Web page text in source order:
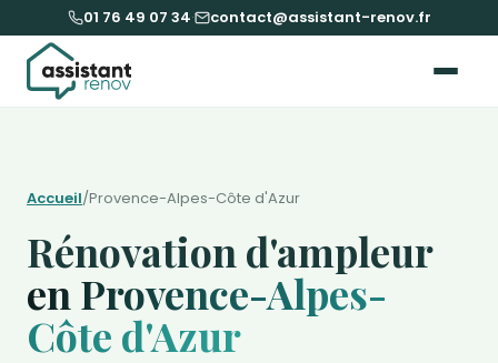
01 76 49 07 34· contact@assistant-renov.fr
Accueil/Provence-Alpes-Côte d'Azur
Rénovation d'ampleur
en Provence-Alpes-
Côte d'Azur